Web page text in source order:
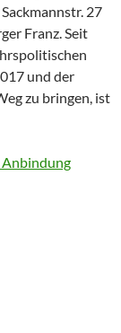
27
Franz. Seit
und der
zu bringen, ist